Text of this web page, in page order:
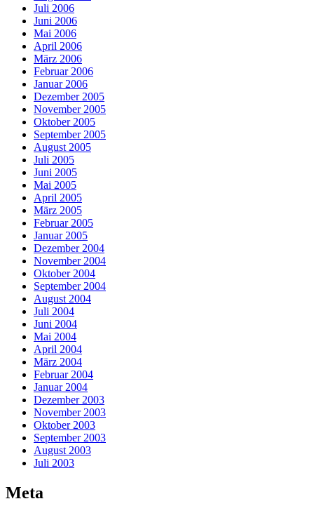
Juli 2006
Juni 2006
Mai 2006
April 2006
März 2006
Februar 2006
Januar 2006
Dezember 2005
November 2005
Oktober 2005
September 2005
August 2005
Juli 2005
Juni 2005
Mai 2005
April 2005
März 2005
Februar 2005
Januar 2005
Dezember 2004
November 2004
Oktober 2004
September 2004
August 2004
Juli 2004
Juni 2004
Mai 2004
April 2004
März 2004
Februar 2004
Januar 2004
Dezember 2003
November 2003
Oktober 2003
September 2003
August 2003
Juli 2003
Meta